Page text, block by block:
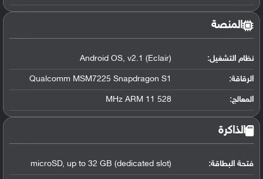
المنصة
نظام التشغيل:
Android OS, v2.1 (Eclair)
الرقاقة:
Qualcomm MSM7225 Snapdragon S1
المعالج:
528 MHz ARM 11
الذاكرة
فتحة البطاقة: microSD, up to 32 GB (dedicated slot)